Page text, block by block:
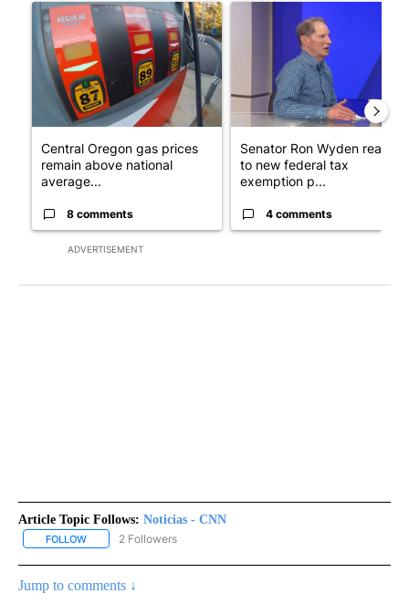
ADVERTISEMENT
A trending article titled "Central Oregon gas prices remain
Central Oregon gas prices
remain above national
average...
8 comments
Senator Ron Wyden reacts
to new federal tax
exemption p...
4 comments
Article Topic Follows: Noticias - CNN
FOLLOW FOLLOW "NOTICIAS - CNN" TO RECEIVE NOTIFICATIONS ABOUT
2 Followers
Jump to comments ↓